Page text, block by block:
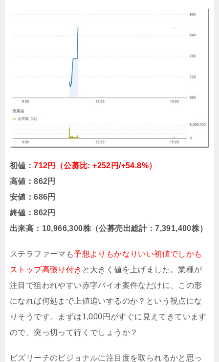
初値：712円（公募比: +252円/+54.8%）
高値：862円
安値：686円
終値：862円
出来高：10,966,300株（公募売出総計：7,391,400株）
ステラファーマも予想よりもかなりいい初値でしかも
ストップ高張り付き と大きく値を上げました。業種が
注目で狙われやすい赤字バイオ案件なだけに、この形
になれば何処まで上値追いするのか？という視点にな
りそうです。まずは1,000円がすぐに見えてきています
ので、突っ切って行くでしょうか？
ビズリーチのビジョナルに注目度を取られるかと思っ